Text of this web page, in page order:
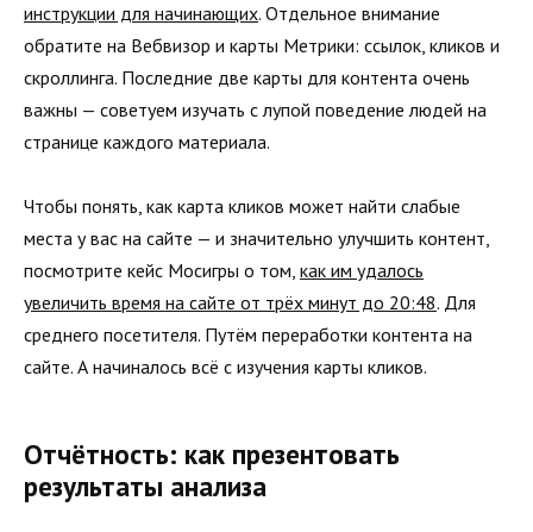
инструкции для начинающих. Отдельное внимание
обратите на Вебвизор и карты Метрики: ссылок, кликов и
скроллинга. Последние две карты для контента очень
важны — советуем изучать с лупой поведение людей на
странице каждого материала.
Чтобы понять, как карта кликов может найти слабые
места у вас на сайте — и значительно улучшить контент,
посмотрите кейс Мосигры о том, как им удалось
увеличить время на сайте от трёх минут до 20:48. Для
среднего посетителя. Путём переработки контента на
сайте. А начиналось всё с изучения карты кликов.
Отчётность: как презентовать
результаты анализа